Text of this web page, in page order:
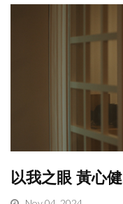
以我之眼 黃心健